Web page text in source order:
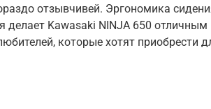
отзывчивей. Эргономика
делает Kawasaki NINJA 650
которые хотят приобрести